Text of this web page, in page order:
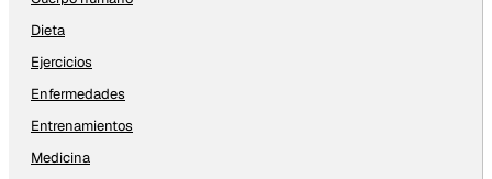
Dieta
Ejercicios
Enfermedades
Entrenamientos
Medicina